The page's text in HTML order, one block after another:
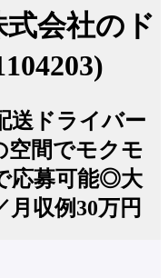
会社のド
送ドライバー
空間でモクモ
応募可能◎大
収例30万円